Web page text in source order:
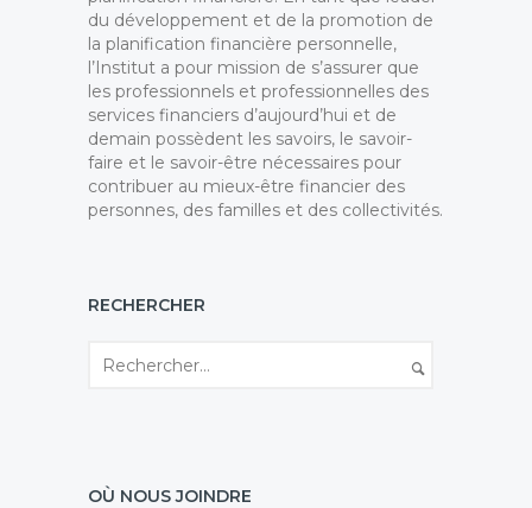
du développement et de la promotion de
la planification financière personnelle,
l’Institut a pour mission de s’assurer que
les professionnels et professionnelles des
services financiers d’aujourd’hui et de
demain possèdent les savoirs, le savoir-
faire et le savoir-être nécessaires pour
contribuer au mieux-être financier des
personnes, des familles et des collectivités.
RECHERCHER
OÙ NOUS JOINDRE